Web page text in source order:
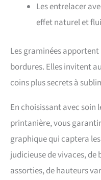
Les entrelacer
effet naturel et
Les graminées
bordures. Elles invitent
coins plus secrets à
En choisissant avec soin
printanière, vous
graphique qui captera
judicieuse de vivaces, de
assorties, de hauteurs